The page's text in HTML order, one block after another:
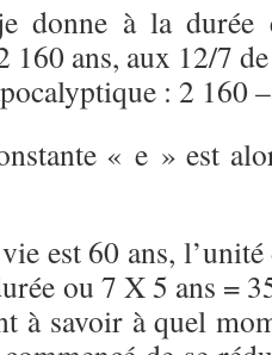
donne à la
160 ans, aux 12/7
: 2 160
« e » est
est 60 ans,
ou 7 X 5 ans =
à savoir à quel